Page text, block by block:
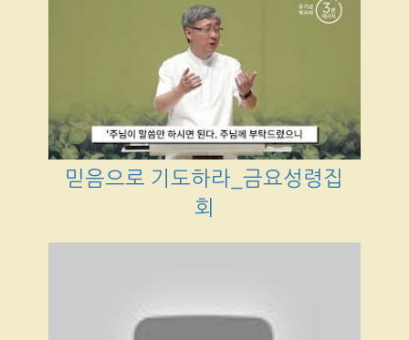
믿음으로 기도하라_금요성령집
회